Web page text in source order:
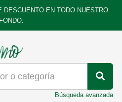
DESCUENTO EN TODO NUESTRO
FONDO.
Búsqueda avanzada